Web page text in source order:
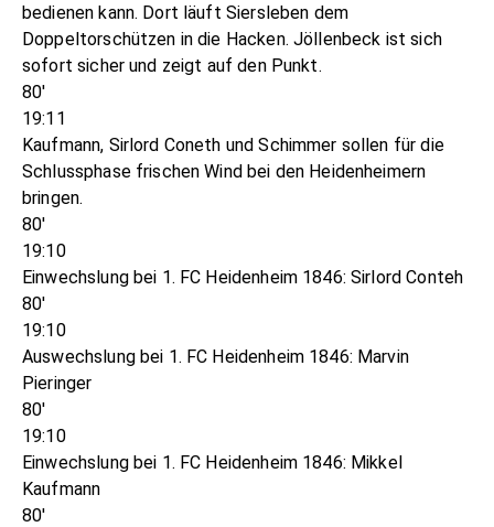
bedienen kann. Dort läuft Siersleben dem
Doppeltorschützen in die Hacken. Jöllenbeck ist sich
sofort sicher und zeigt auf den Punkt.
80'
19:11
Kaufmann, Sirlord Coneth und Schimmer sollen für die
Schlussphase frischen Wind bei den Heidenheimern
bringen.
80'
19:10
Einwechslung bei 1. FC Heidenheim 1846: Sirlord Conteh
80'
19:10
Auswechslung bei 1. FC Heidenheim 1846: Marvin
Pieringer
80'
19:10
Einwechslung bei 1. FC Heidenheim 1846: Mikkel
Kaufmann
80'